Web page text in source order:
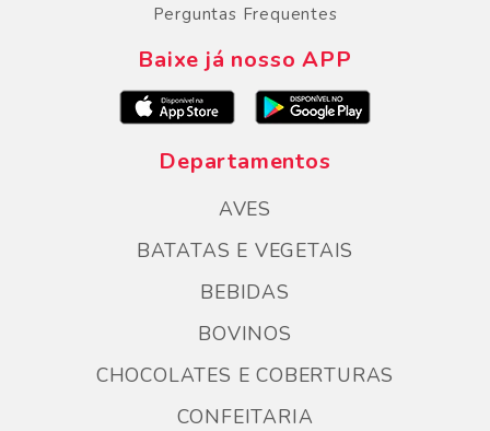
Perguntas Frequentes
Baixe já nosso APP
Departamentos
AVES
BATATAS E VEGETAIS
BEBIDAS
BOVINOS
CHOCOLATES E COBERTURAS
CONFEITARIA